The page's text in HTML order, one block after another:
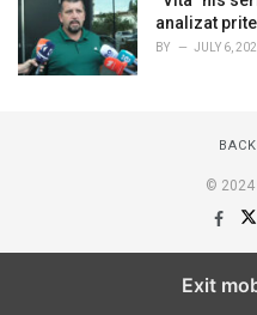
analizat
BY JULY 6,
© 2024
Exit